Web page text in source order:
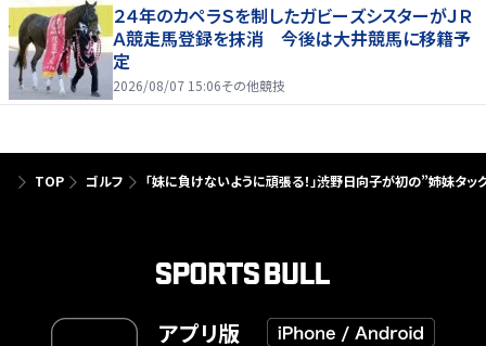
２４年のカペラＳを制したガビーズシスターがＪＲ
Ａ競走馬登録を抹消 今後は大井競馬に移籍予
定
2026/08/07 15:06その他競技
TOP ゴルフ 「妹に負けないように頑張る！」渋野日向子が初の”姉妹タ
アプリ版